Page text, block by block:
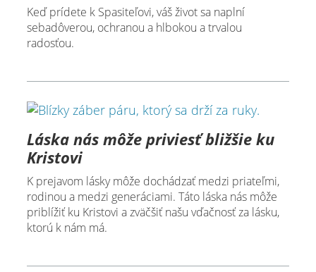
Keď prídete k Spasiteľovi, váš život sa naplní
sebadôverou, ochranou a hlbokou a trvalou
radosťou.
Láska nás môže priviesť bližšie ku
Kristovi
K prejavom lásky môže dochádzať medzi priateľmi,
rodinou a medzi generáciami. Táto láska nás môže
priblížiť ku Kristovi a zväčšiť našu vďačnosť za lásku,
ktorú k nám má.